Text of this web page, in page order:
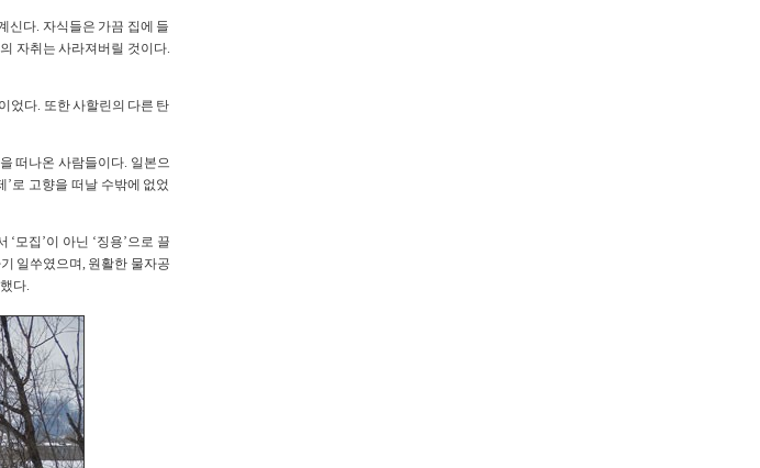
신다. 자식들은 가끔 집에 들
자취는 사라져버릴 것이다.
었다. 또한 사할린의 다른 탄
떠나온 사람들이다. 일본으
로 고향을 떠날 수밖에 없었
모집’이 아닌 ‘징용’으로 끌
일쑤였으며, 원활한 물자공
다.